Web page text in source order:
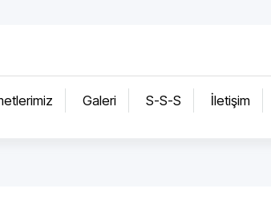
Galeri S-S-S İletişim